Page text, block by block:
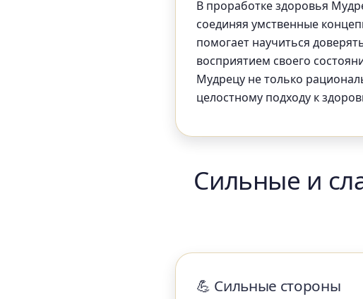
В проработке здоровья
соединяя умственные
помогает научиться
восприятием своего
Мудрецу не только
целостному подходу к
Сильные и
💪 Сильные стороны